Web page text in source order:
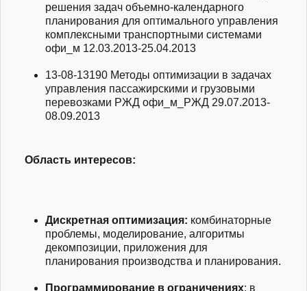
решения задач объемно-календарного
планирования для оптимального управления
комплексными транспортными системами
офи_м 12.03.2013-25.04.2013
13-08-13190 Методы оптимизации в задачах
управления пассажирскими и грузовыми
перевозками РЖД офи_м_РЖД 29.07.2013-
08.09.2013
Область интересов:
Дискретная оптимизация: комбинаторные
проблемы, моделирование, алгоритмы
декомпозиции, приложения для
планирования производства и планирования.
Программирование в ограничениях: в